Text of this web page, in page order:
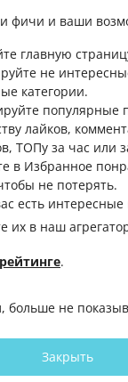
Дне...
Шесть
двоих
ДТП под
https://
ТАСС
фичи и ваши
главную
не
категории.
популярные
лайков,
ТОПу за час или
в Избранное
не потерять.
есть
их в наш
.
больше не
Закрыть